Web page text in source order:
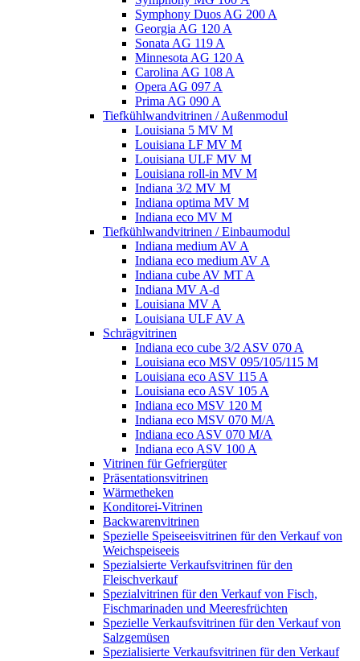
Symphony Duos AG 200 A
Georgia AG 120 A
Sonata AG 119 A
Minnesota AG 120 A
Carolina AG 108 A
Opera AG 097 A
Prima AG 090 A
Tiefkühlwandvitrinen / Außenmodul
Louisiana 5 MV M
Louisiana LF MV M
Louisiana ULF MV M
Louisiana roll-in MV M
Indiana 3/2 MV M
Indiana optima MV M
Indiana eco MV M
Tiefkühlwandvitrinen / Einbaumodul
Indiana medium AV A
Indiana eco medium AV A
Indiana cube AV MT A
Indiana MV A-d
Louisiana MV A
Louisiana ULF AV A
Schrägvitrinen
Indiana eco cube 3/2 ASV 070 A
Louisiana eco MSV 095/105/115 M
Louisiana eco ASV 115 A
Louisiana eco ASV 105 A
Indiana eco MSV 120 M
Indiana eco MSV 070 M/A
Indiana eco ASV 070 M/A
Indiana eco ASV 100 A
Vitrinen für Gefriergüter
Präsentationsvitrinen
Wärmetheken
Konditorei-Vitrinen
Backwarenvitrinen
Spezielle Speiseeisvitrinen für den Verkauf von
Weichspeiseeis
Spezialsierte Verkaufsvitrinen für den
Fleischverkauf
Spezialvitrinen für den Verkauf von Fisch,
Fischmarinaden und Meeresfrüchten
Spezielle Verkaufsvitrinen für den Verkauf von
Salzgemüsen
Spezialisierte Verkaufsvitrinen für den Verkauf